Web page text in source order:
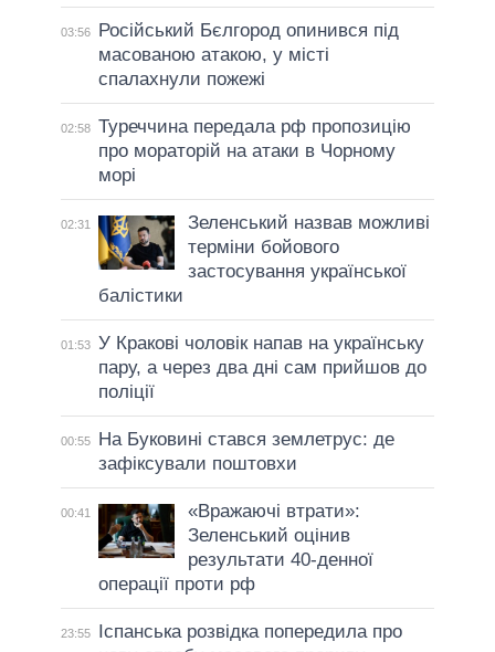
03:56
Російський Бєлгород опинився під
масованою атакою, у місті
спалахнули пожежі
02:58 Туреччина передала рф пропозицію
про мораторій на атаки в Чорному
морі
02:31
Зеленський назвав можливі
терміни бойового
застосування української
балістики
01:53 У Кракові чоловік напав на українську
пару, а через два дні сам прийшов до
поліції
00:55
На Буковині стався землетрус: де
зафіксували поштовхи
00:41
«Вражаючі втрати»:
Зеленський оцінив
результати 40-денної
операції проти рф
23:55
Іспанська розвідка попередила про